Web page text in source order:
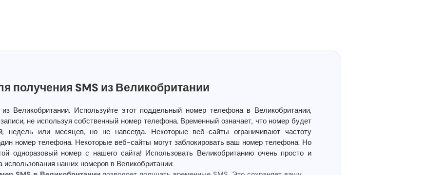
получения SMS из Великобритании
Великобритании. Используйте этот поддельный номер телефона в Великобритании,
не используя собственный номер телефона. Временный означает, что номер будет
недель или месяцев, но не навсегда. Некоторые веб-сайты ограничивают частоту
номер телефона. Некоторые веб-сайты могут заблокировать ваш номер телефона. Но
одноразовый номер с нашего сайта! Использовать Великобританию очень просто и
наших номеров в Великобритании: